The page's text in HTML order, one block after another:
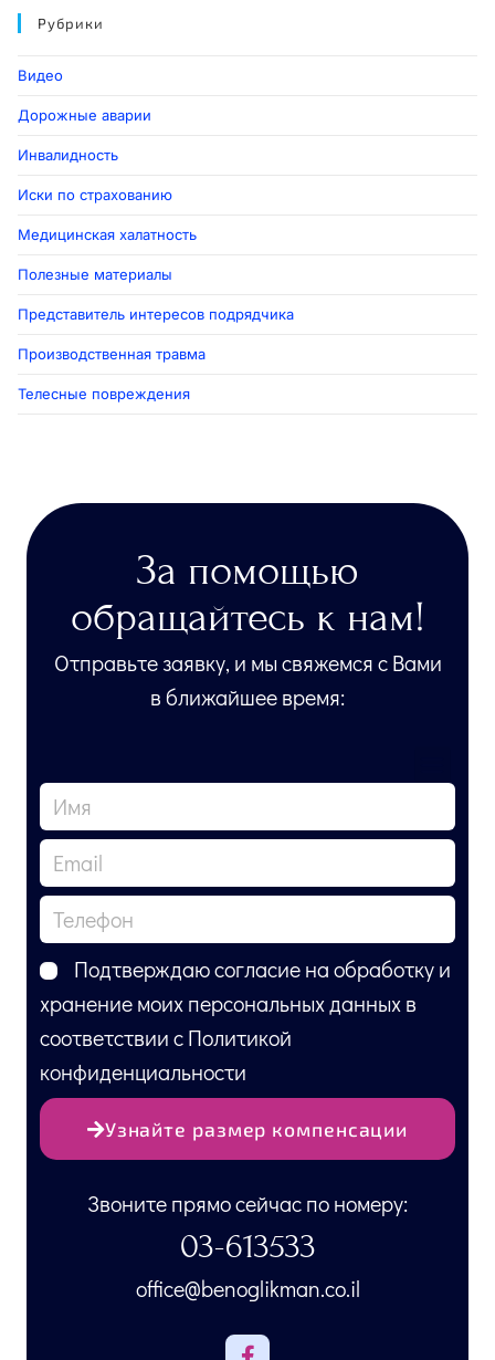
Рубрики
Видео
Дорожные аварии
Инвалидность
Иски по страхованию
Медицинская халатность
Полезные материалы
Представитель интересов подрядчика
Производственная травма
Телесные повреждения
За помощью
обращайтесь к нам!
Отправьте заявку, и мы свяжемся с Вами
в ближайшее время:
Подтверждаю согласие на обработку и
хранение моих персональных данных в
соответствии с Политикой
конфиденциальности
Узнайте размер компенсации
Звоните прямо сейчас по номеру:
03-613533
office@benoglikman.co.il